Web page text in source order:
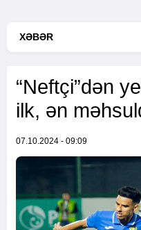
XƏBƏR
“Neftçi”dən
ilk, ən
07.10.2024 - 09:09